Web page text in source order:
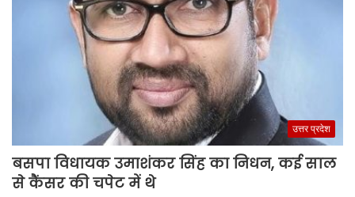
उत्तर प्रदेश
बसपा विधायक उमाशंकर सिंह का निधन, कई साल
से कैंसर की चपेट में थे